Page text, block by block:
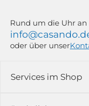
Services im Shop
Rund um die Uhr an
oder über unser